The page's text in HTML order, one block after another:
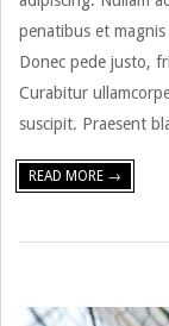
penatibus et
Donec pede justo,
Curabitur
suscipit. Praesent
READ MORE →